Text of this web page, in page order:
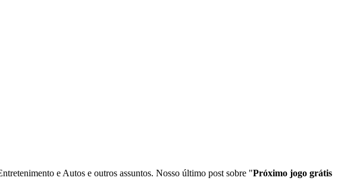
e Autos e outros assuntos. Nosso último post sobre "Próximo jogo grátis